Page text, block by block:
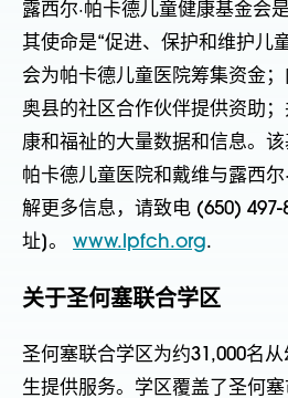
露西尔·帕卡德儿童健康基金会
其使命是“促进、保护和维护儿
会为帕卡德儿童医院筹集资金
奥县的社区合作伙伴提供资助
康和福祉的大量数据和信息。
帕卡德儿童医院和戴维与露西尔
解更多信息，请致电 (650)
址]。 www.lpfch.org.
关于圣何塞联合学区
圣何塞联合学区为约31,000名
生提供服务。学区覆盖了圣何